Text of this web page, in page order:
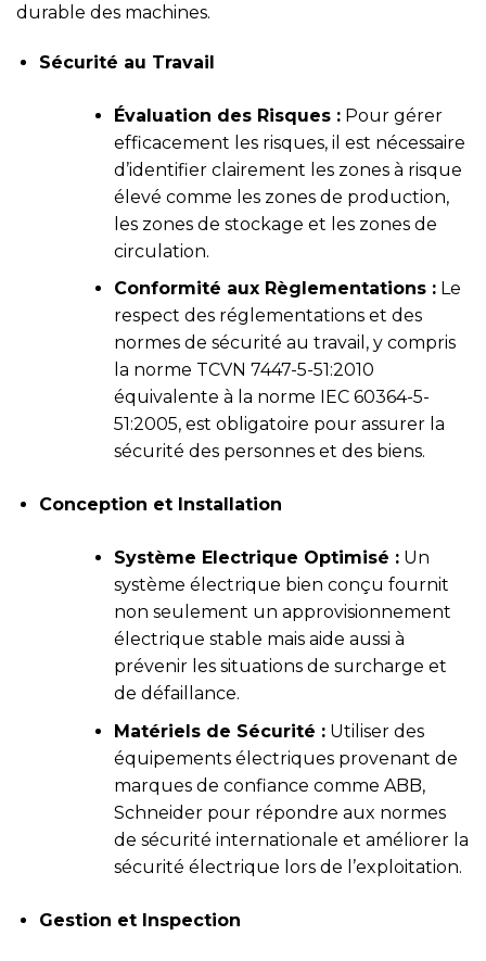
durable des machines.
Sécurité au Travail
Évaluation des Risques :Pour gérer
efficacement les risques, il est nécessaire
d’identifier clairement les zones à risque
élevé comme les zones de production,
les zones de stockage et les zones de
circulation.
Conformité aux Règlementations :Le
respect des réglementations et des
normes de sécurité au travail, y compris
la norme TCVN 7447-5-51:2010
équivalente à la norme IEC 60364-5-
51:2005, est obligatoire pour assurer la
sécurité des personnes et des biens.
Conception et Installation
Système Electrique Optimisé :Un
système électrique bien conçu fournit
non seulement un approvisionnement
électrique stable mais aide aussi à
prévenir les situations de surcharge et
de défaillance.
Matériels de Sécurité :Utiliser des
équipements électriques provenant de
marques de confiance comme ABB,
Schneider pour répondre aux normes
de sécurité internationale et améliorer la
sécurité électrique lors de l’exploitation.
Gestion et Inspection